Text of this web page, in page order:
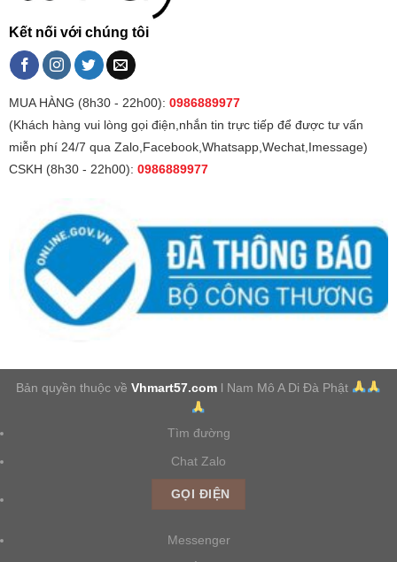
Kết nối với chúng tôi
MUA HÀNG (8h30 - 22h00): 0986889977
(Khách hàng vui lòng gọi điện,nhắn tin trực tiếp để được tư vấn
miễn phí 24/7 qua Zalo,Facebook,Whatsapp,Wechat,Imessage)
CSKH (8h30 - 22h00): 0986889977
Bản quyền thuộc vềVhmart57.com l Nam Mô A Di Đà Phật
Tìm đường
Chat Zalo
GỌI ĐIỆN
Messenger